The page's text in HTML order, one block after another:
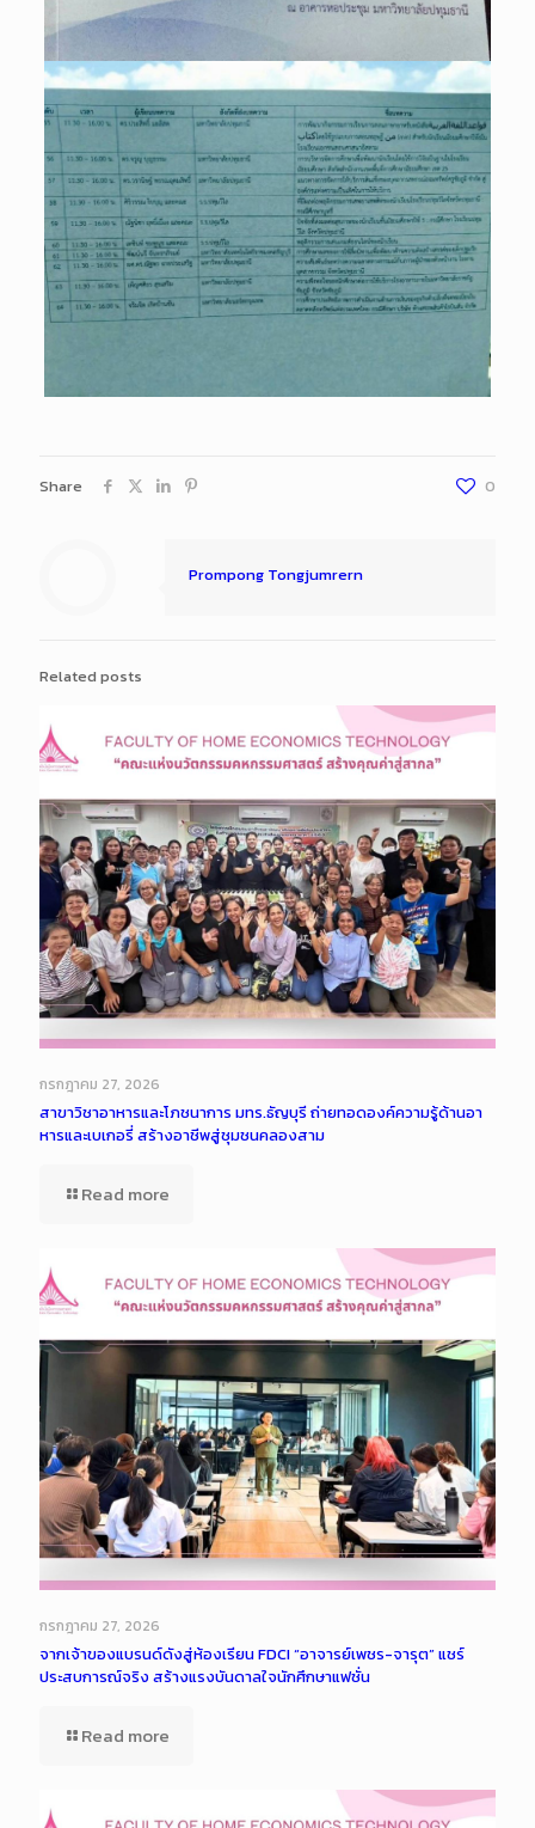
Share 0
Prompong Tongjumrern
Related posts
กรกฎาคม 27, 2026
สาขาวิชาอาหารและโภชนาการ มทร.ธัญบุรี ถ่ายทอดองค์ความรู้ด้านอา
หารและเบเกอรี่ สร้างอาชีพสู่ชุมชนคลองสาม
Read more
กรกฎาคม 27, 2026
จากเจ้าของแบรนด์ดังสู่ห้องเรียน FDCI “อาจารย์เพชร-จารุต” แชร์
ประสบการณ์จริง สร้างแรงบันดาลใจนักศึกษาแฟชั่น
Read more